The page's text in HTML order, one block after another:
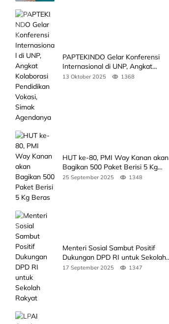
PAPTEKINDO Gelar Konferensi
Internasional di UNP, Angkat
Kolaborasi Pendidikan Vokasi,
13 Oktober 2025 1368
HUT ke-80, PMI Way Kanan akan
Bagikan 500 Paket Berisi 5 Kg
Beras
25 September 2025 1348
Menteri Sosial Sambut Positif
Dukungan DPD RI untuk Sekolah
Rakyat
17 September 2025 1347